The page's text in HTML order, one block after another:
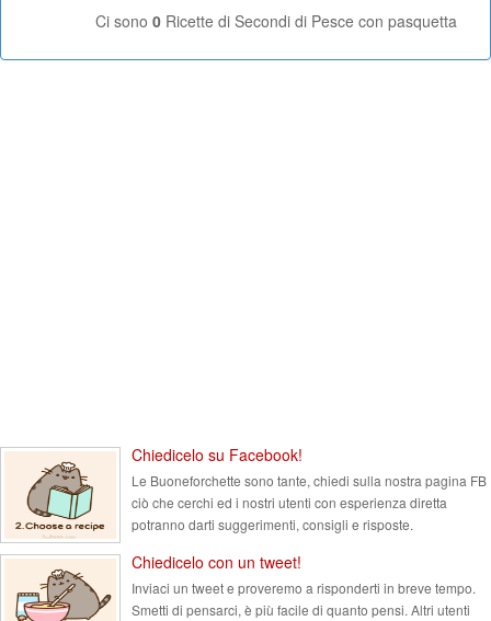
Ci sono 0 Ricette di Secondi di Pesce con pasquetta
Chiedicelo su Facebook!
Le Buoneforchette sono tante, chiedi sulla nostra pagina FB
ciò che cerchi ed i nostri utenti con esperienza diretta
potranno darti suggerimenti, consigli e risposte.
Chiedicelo con un tweet!
Inviaci un tweet e proveremo a risponderti in breve tempo.
Smetti di pensarci, è più facile di quanto pensi. Altri utenti